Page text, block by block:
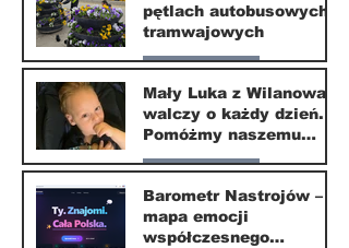
20 kwi
pętlach autobusowych i
tramwajowych
Nasze miasto
20 kwi
Mały Luka z Wilanowa
walczy o każdy dzień.
Pomóżmy naszemu
małemu sąsiadowi
odzyskać dzieciństwo
Nasze miasto
30 mar
Barometr Nastrojów –
mapa emocji
współczesnego